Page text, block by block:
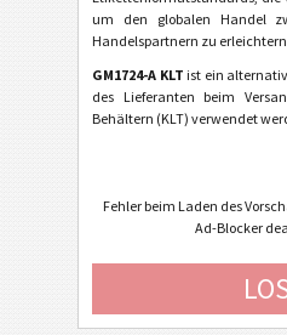
um den globalen Handel
Handelspartnern zu
GM1724-A KLT ist ein
des Lieferanten beim
Behältern (KLT) verwendet
Fehler beim Laden des
Ad-Blocker